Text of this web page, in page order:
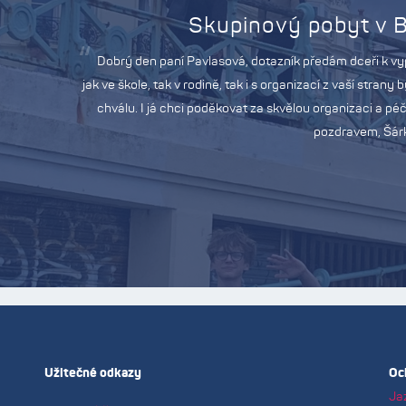
Dobrý den, dotazník
byl moc spokojený,
hostitelskou rodinou
kteří by zasloužili medaili
když jistě bude
zvažujeme, že
Užitečné odkazy